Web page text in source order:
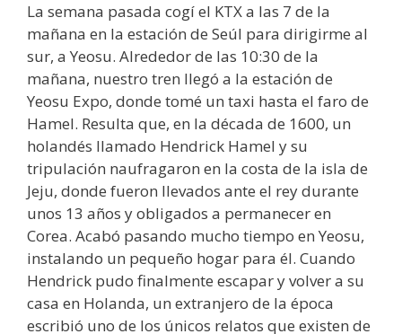
La semana pasada cogí el KTX a las 7 de la
mañana en la estación de Seúl para dirigirme al
sur, a Yeosu. Alrededor de las 10:30 de la
mañana, nuestro tren llegó a la estación de
Yeosu Expo, donde tomé un taxi hasta el faro de
Hamel. Resulta que, en la década de 1600, un
holandés llamado Hendrick Hamel y su
tripulación naufragaron en la costa de la isla de
Jeju, donde fueron llevados ante el rey durante
unos 13 años y obligados a permanecer en
Corea. Acabó pasando mucho tiempo en Yeosu,
instalando un pequeño hogar para él. Cuando
Hendrick pudo finalmente escapar y volver a su
casa en Holanda, un extranjero de la época
escribió uno de los únicos relatos que existen de